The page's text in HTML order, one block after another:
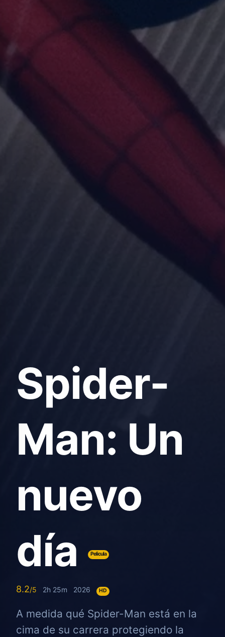
Spider-
Man: Un
nuevo
día
Pelicula
8.2 2h 25m 2026 HD
A medida qué Spider-Man está en la
cima de su carrera protegiendo la